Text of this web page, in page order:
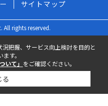
サイトマップ
All rights reserved.
把握、サービス向上検討を目的と
す。
いて」 をご確認ください。
る